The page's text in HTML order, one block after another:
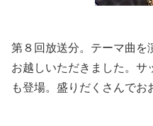
第８回放送分。テーマ曲
お越しいただきました。サ
も登場。盛りだくさんでお